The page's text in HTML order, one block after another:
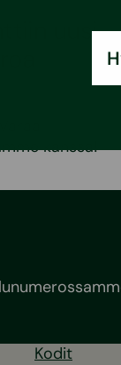
uusi
kanssa!
Kodit